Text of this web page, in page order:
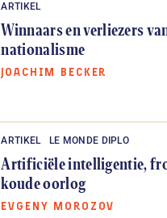
ARTIKEL
Winnaars en verliezers
nationalisme
JOACHIM BECKER
ARTIKEL LE MONDE DIPLO
Artificiële intelligentie,
koude oorlog
EVGENY MOROZOV